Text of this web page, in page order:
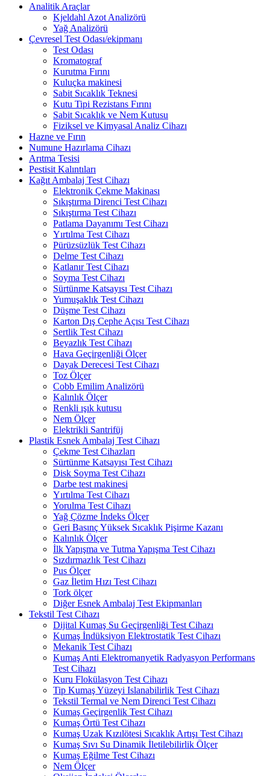
Analitik Araçlar
Kjeldahl Azot Analizörü
Yağ Analizörü
Çevresel Test Odası/ekipmanı
Test Odası
Kromatograf
Kurutma Fırını
Kuluçka makinesi
Sabit Sıcaklık Teknesi
Kutu Tipi Rezistans Fırını
Sabit Sıcaklık ve Nem Kutusu
Fiziksel ve Kimyasal Analiz Cihazı
Hazne ve Fırın
Numune Hazırlama Cihazı
Arıtma Tesisi
Pestisit Kalıntıları
Kağıt Ambalaj Test Cihazı
Elektronik Çekme Makinası
Sıkıştırma Direnci Test Cihazı
Sıkıştırma Test Cihazı
Patlama Dayanımı Test Cihazı
Yırtılma Test Cihazı
Pürüzsüzlük Test Cihazı
Delme Test Cihazı
Katlanır Test Cihazı
Soyma Test Cihazı
Sürtünme Katsayısı Test Cihazı
Yumuşaklık Test Cihazı
Düşme Test Cihazı
Karton Dış Cephe Açısı Test Cihazı
Sertlik Test Cihazı
Beyazlık Test Cihazı
Hava Geçirgenliği Ölçer
Dayak Derecesi Test Cihazı
Toz Ölçer
Cobb Emilim Analizörü
Kalınlık Ölçer
Renkli ışık kutusu
Nem Ölçer
Elektrikli Santrifüj
Plastik Esnek Ambalaj Test Cihazı
Çekme Test Cihazları
Sürtünme Katsayısı Test Cihazı
Disk Soyma Test Cihazı
Darbe test makinesi
Yırtılma Test Cihazı
Yorulma Test Cihazı
Yağ Çözme İndeks Ölçer
Geri Basınç Yüksek Sıcaklık Pişirme Kazanı
Kalınlık Ölçer
İlk Yapışma ve Tutma Yapışma Test Cihazı
Sızdırmazlık Test Cihazı
Pus Ölçer
Gaz İletim Hızı Test Cihazı
Tork ölçer
Diğer Esnek Ambalaj Test Ekipmanları
Tekstil Test Cihazı
Dijital Kumaş Su Geçirgenliği Test Cihazı
Kumaş İndüksiyon Elektrostatik Test Cihazı
Mekanik Test Cihazı
Kumaş Anti Elektromanyetik Radyasyon Performans
Test Cihazı
Kuru Flokülasyon Test Cihazı
Tip Kumaş Yüzeyi Islanabilirlik Test Cihazı
Tekstil Termal ve Nem Direnci Test Cihazı
Kumaş Geçirgenlik Test Cihazı
Kumaş Örtü Test Cihazı
Kumaş Uzak Kızılötesi Sıcaklık Artışı Test Cihazı
Kumaş Sıvı Su Dinamik İletilebilirlik Ölçer
Kumaş Eğilme Test Cihazı
Nem Ölçer